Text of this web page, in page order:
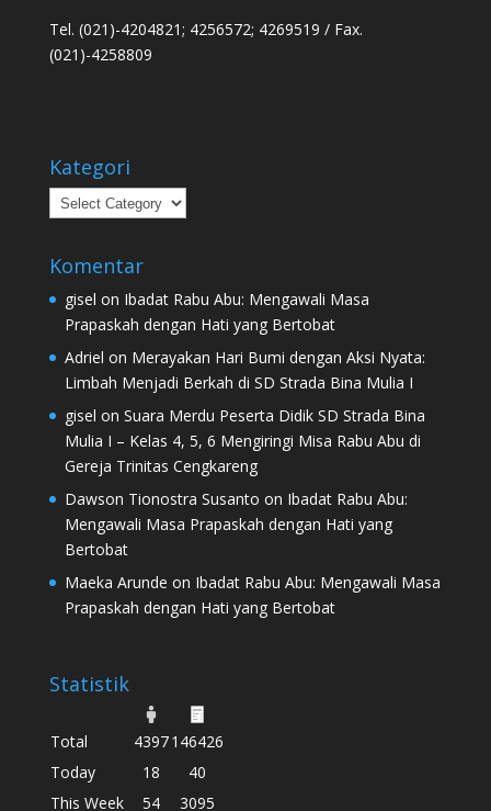
Tel. (021)-4204821; 4256572; 4269519 / Fax.
(021)-4258809
Kategori
Kategori
Komentar
gisel on Ibadat Rabu Abu: Mengawali Masa
Prapaskah dengan Hati yang Bertobat
Adriel on Merayakan Hari Bumi dengan Aksi Nyata:
Limbah Menjadi Berkah di SD Strada Bina Mulia I
gisel on Suara Merdu Peserta Didik SD Strada Bina
Mulia I – Kelas 4, 5, 6 Mengiringi Misa Rabu Abu di
Gereja Trinitas Cengkareng
Dawson Tionostra Susanto on Ibadat Rabu Abu:
Mengawali Masa Prapaskah dengan Hati yang
Bertobat
Maeka Arunde on Ibadat Rabu Abu: Mengawali Masa
Prapaskah dengan Hati yang Bertobat
Statistik
Total 4397146426
Today
18
40
This Week
54 3095